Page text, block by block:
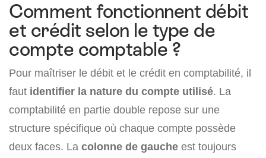
Comment fonctionnent débit
et crédit selon le type de
compte comptable ?
Pour maîtriser le débit et le crédit en comptabilité, il
faut identifier la nature du compte utilisé. La
comptabilité en partie double repose sur une
structure spécifique où chaque compte possède
deux faces. La colonne de gauche est toujours